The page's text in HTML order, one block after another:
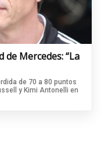
Mercedes: “La
de 70 a 80 puntos
y Kimi Antonelli en